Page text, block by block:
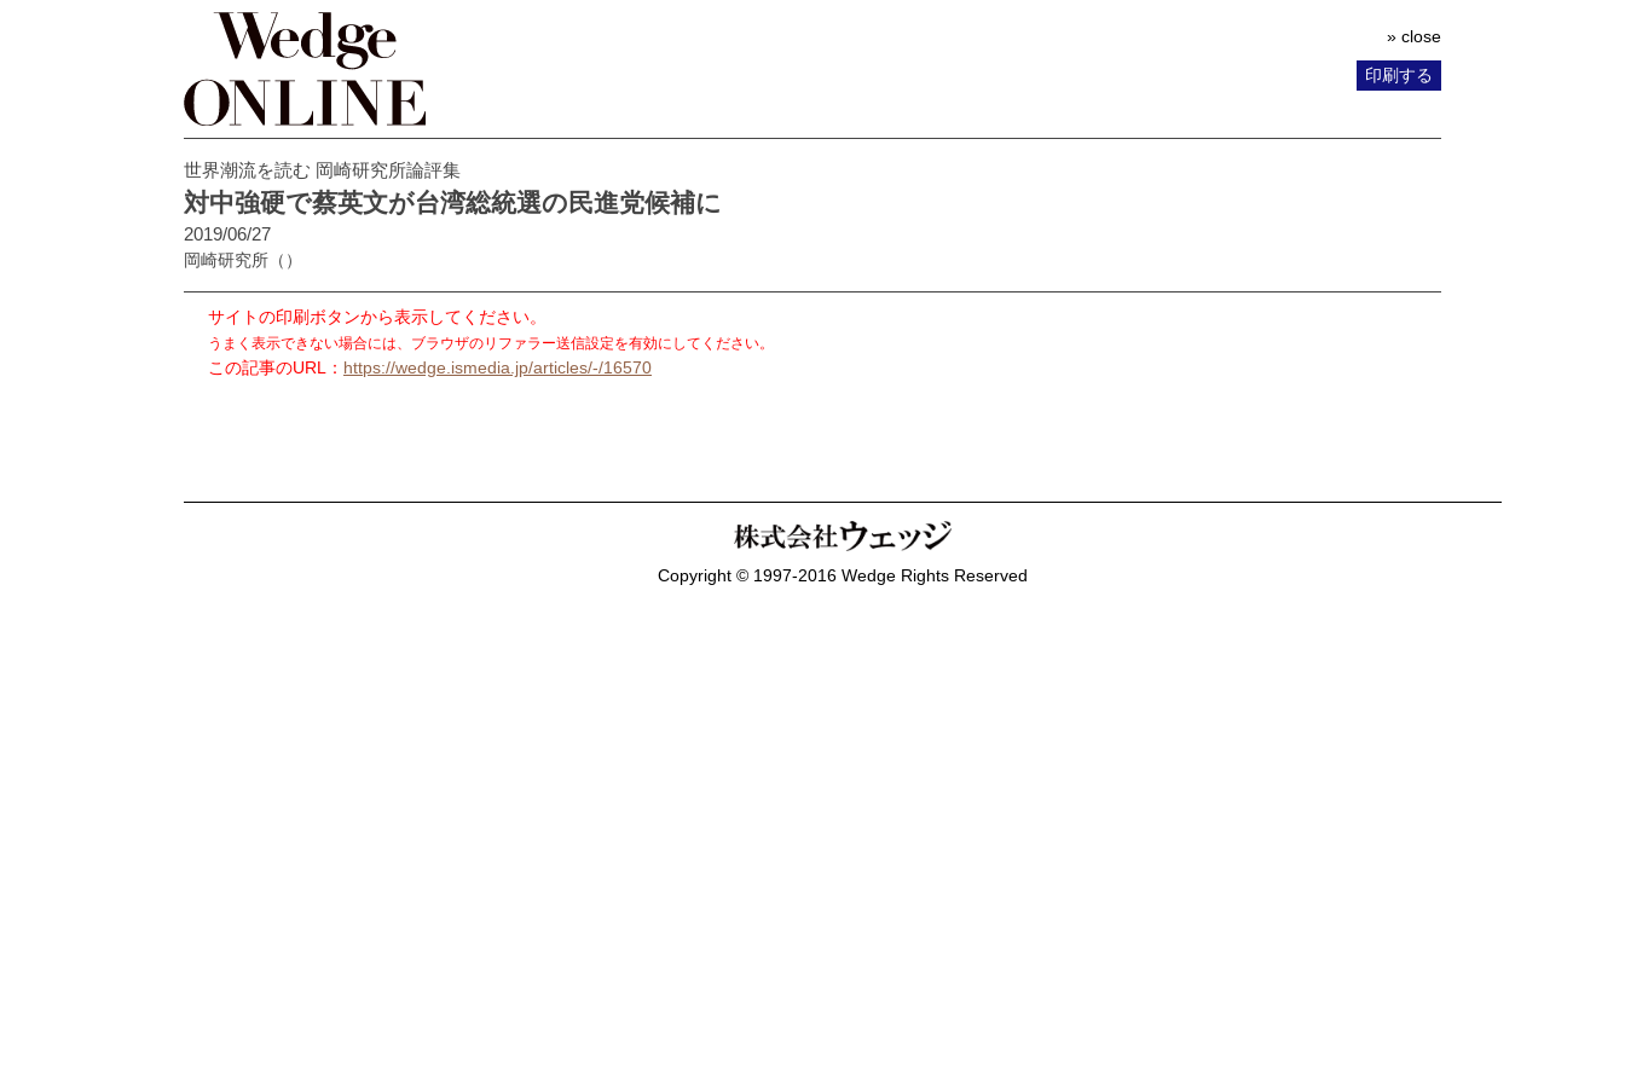
» close
印刷する
世界潮流を読む 岡崎研究所論評集
対中強硬で蔡英文が台湾総統選の民進党候補に
2019/06/27
岡崎研究所 （）
サイトの印刷ボタンから表示してください。
うまく表示できない場合には、ブラウザのリファラー送信設定を有効にしてください。
この記事のURL： https://wedge.ismedia.jp/articles/-/16570
Copyright © 1997-2016 Wedge Rights Reserved